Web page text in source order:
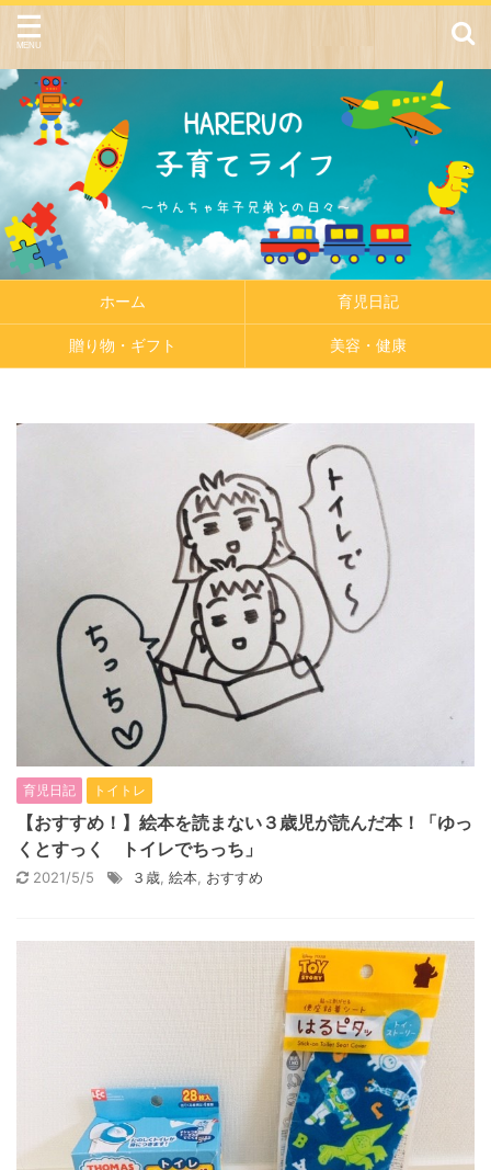
ホーム 育児日記
贈り物・ギフト 美容・健康
育児日記 トイトレ
【おすすめ！】絵本を読まない３歳児が読んだ本！「ゆっ
くとすっく トイレでちっち」
2021/5/5 ３歳, 絵本, おすすめ